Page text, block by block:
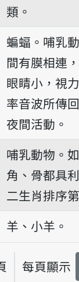
siù
類。
iā-pô
蝙蝠。哺乳
間有膜相連
眼睛小，視
率音波所傳
夜間活動。
讀iûnn
哺乳動物。
角、骨都具
二生肖排序
iûnn-á
羊、小羊。
每頁顯示